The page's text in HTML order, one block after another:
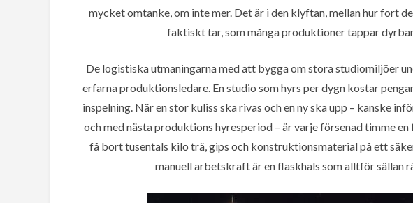
mycket omtanke, om inte mer. Det är i den klyftan, mellan hur fort
faktiskt tar, som många produktioner tappar
De logistiska utmaningarna med att bygga om stora studiomiljöer
erfarna produktionsledare. En studio som hyrs per dygn kostar
inspelning. När en stor kuliss ska rivas och en ny ska upp – kanske
och med nästa produktions hyresperiod – är varje försenad timme
få bort tusentals kilo trä, gips och konstruktionsmaterial på ett
manuell arbetskraft är en flaskhals som alltför sällan